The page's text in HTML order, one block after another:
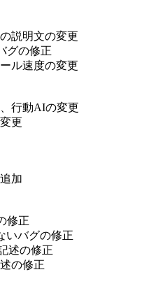
説明文の変更
グの修正
ル速度の変更
行動AIの変更
更
加
修正
いバグの修正
述の修正
の修正